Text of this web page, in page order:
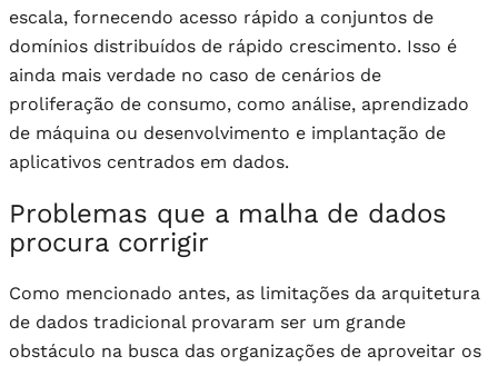
escala, fornecendo acesso rápido a conjuntos de
domínios distribuídos de rápido crescimento. Isso é
ainda mais verdade no caso de cenários de
proliferação de consumo, como análise, aprendizado
de máquina ou desenvolvimento e implantação de
aplicativos centrados em dados.
Problemas que a malha de dados
procura corrigir
Como mencionado antes, as limitações da arquitetura
de dados tradicional provaram ser um grande
obstáculo na busca das organizações de aproveitar os